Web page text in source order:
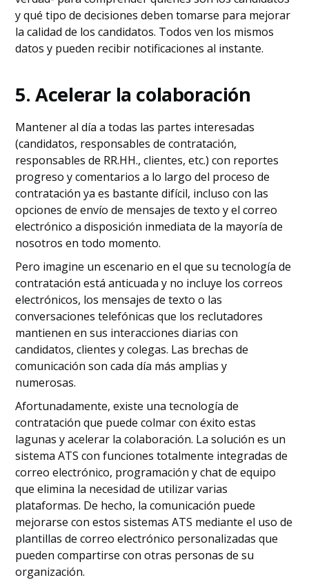
y qué tipo de decisiones deben tomarse para mejorar
la calidad de los candidatos. Todos ven los mismos
datos y pueden recibir notificaciones al instante.
5. Acelerar la colaboración
Mantener al día a todas las partes interesadas
(candidatos, responsables de contratación,
responsables de RR.HH., clientes, etc.) con reportes
progreso y comentarios a lo largo del proceso de
contratación ya es bastante difícil, incluso con las
opciones de envío de mensajes de texto y el correo
electrónico a disposición inmediata de la mayoría de
nosotros en todo momento.
Pero imagine un escenario en el que su tecnología de
contratación está anticuada y no incluye los correos
electrónicos, los mensajes de texto o las
conversaciones telefónicas que los reclutadores
mantienen en sus interacciones diarias con
candidatos, clientes y colegas. Las brechas de
comunicación son cada día más amplias y
numerosas.
Afortunadamente, existe una tecnología de
contratación que puede colmar con éxito estas
lagunas y acelerar la colaboración. La solución es un
sistema ATS con funciones totalmente integradas de
correo electrónico, programación y chat de equipo
que elimina la necesidad de utilizar varias
plataformas. De hecho, la comunicación puede
mejorarse con estos sistemas ATS mediante el uso de
plantillas de correo electrónico personalizadas que
pueden compartirse con otras personas de su
organización.